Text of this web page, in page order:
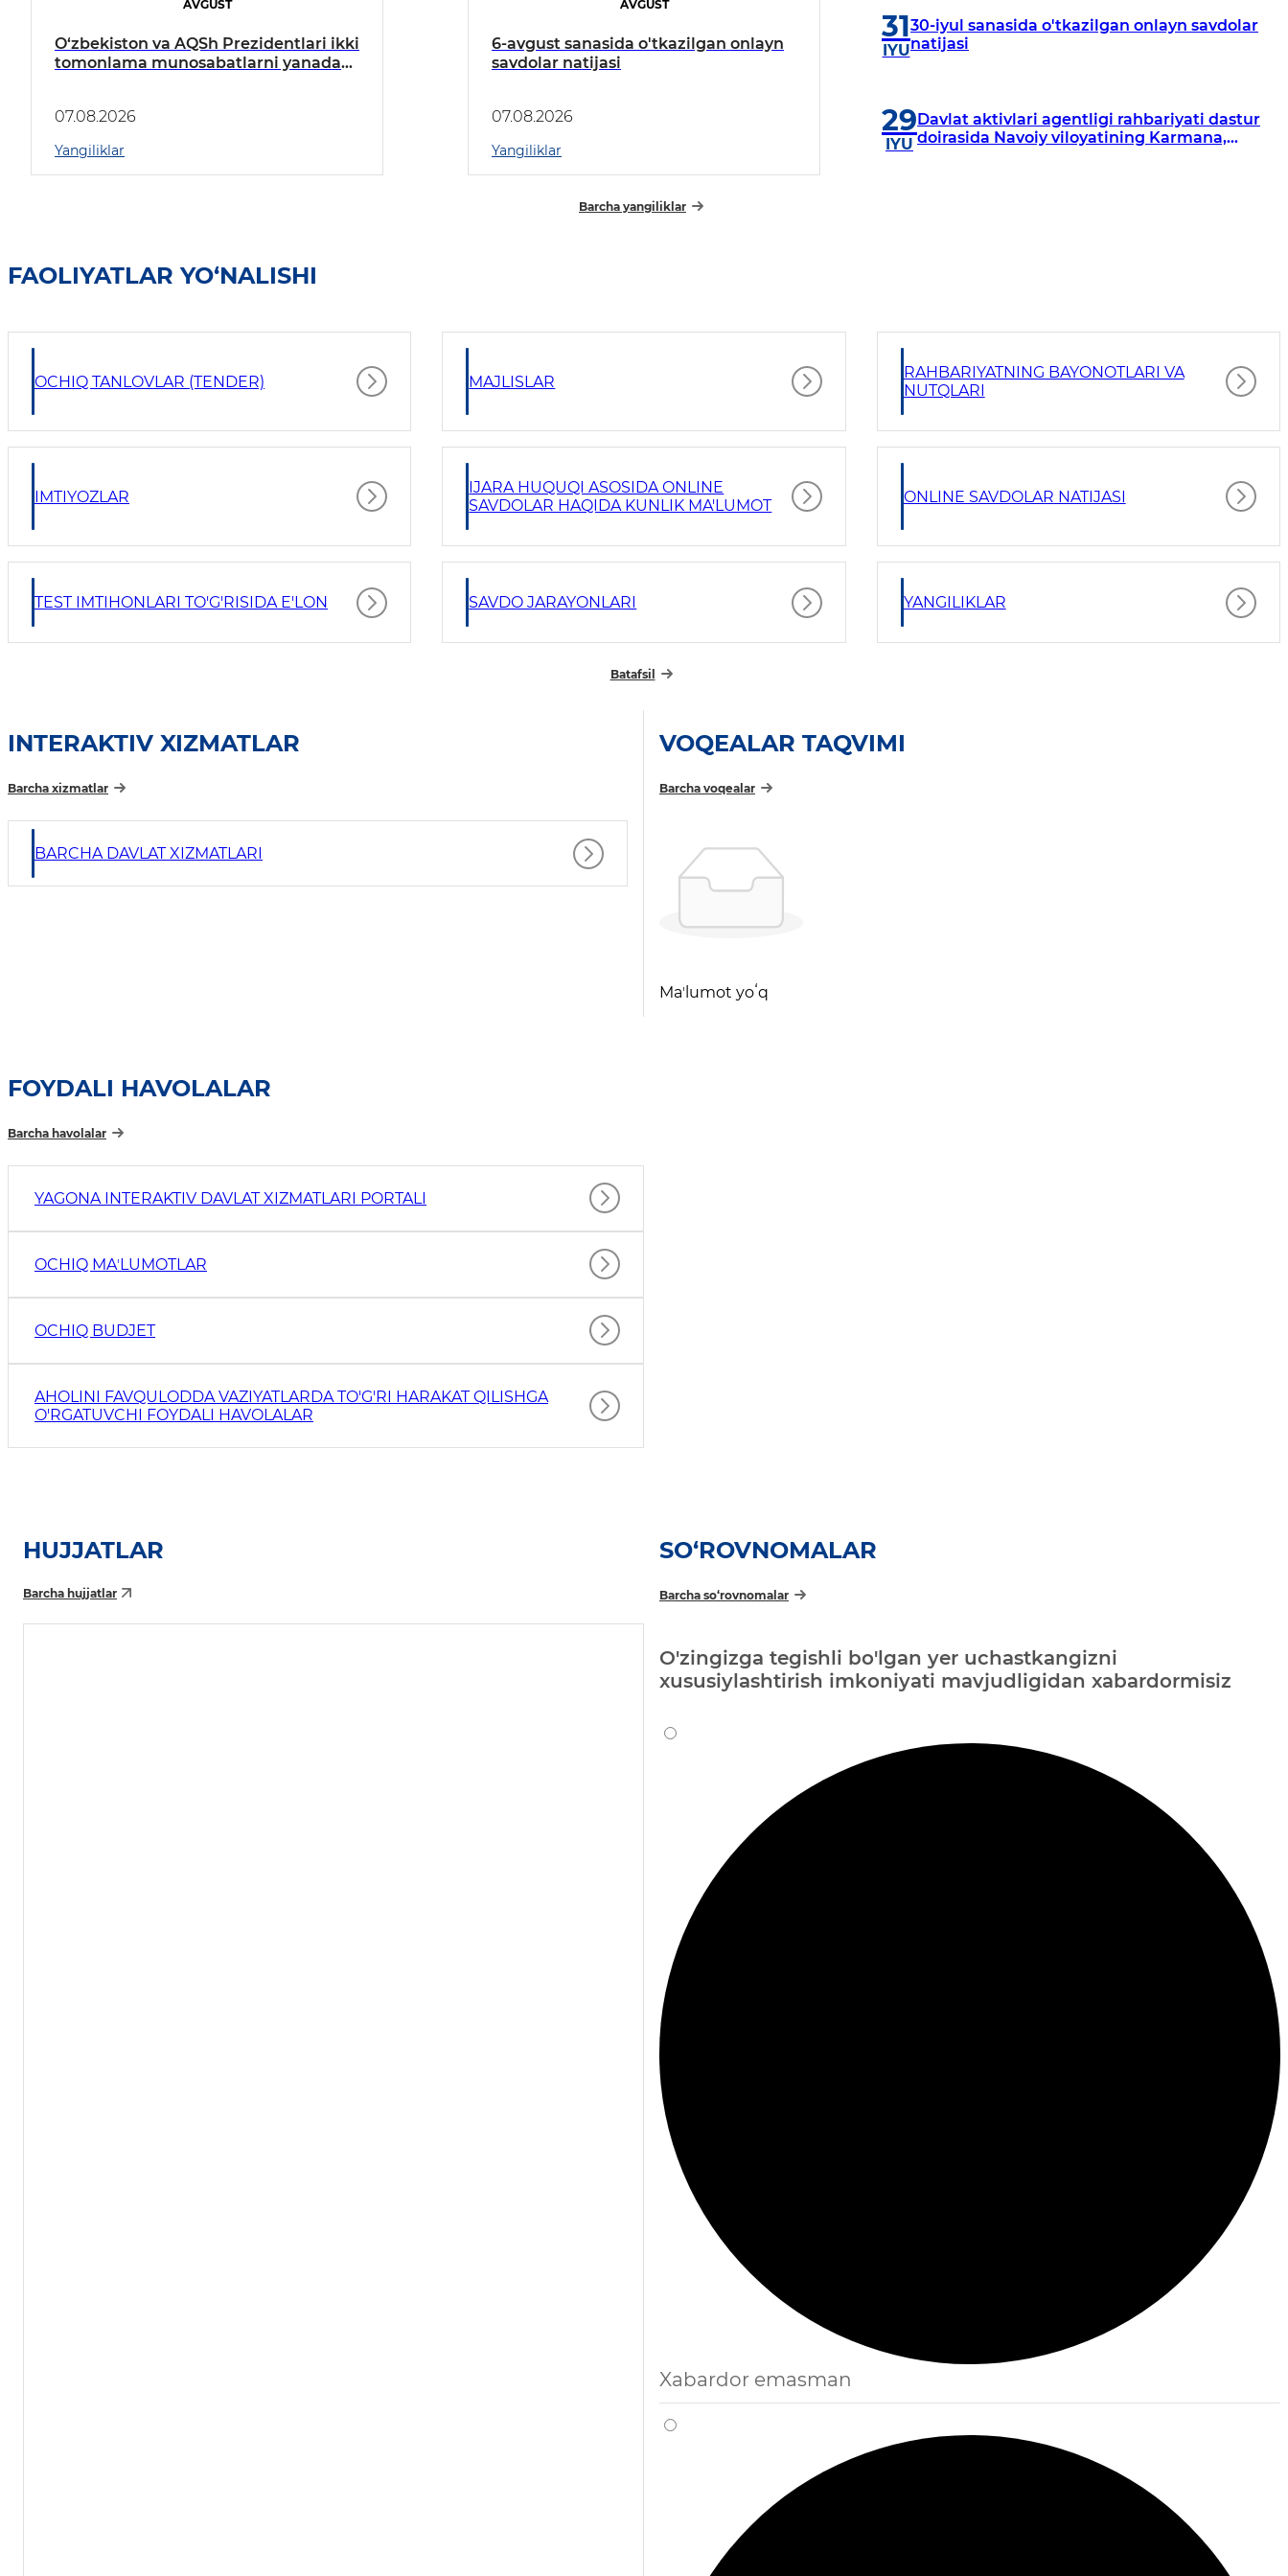
AVGUST
O‘zbekiston va AQSh Prezidentlari ikki
tomonlama munosabatlarni yanada
07.08.2026
Yangiliklar
AVGUST
6-avgust sanasida o'tkazilgan onlayn
savdolar natijasi
07.08.2026
Yangiliklar
31
IYU
30-iyul sanasida o'tkazilgan onlayn savdolar
natijasi
29
IYU
Davlat aktivlari agentligi rahbariyati dastur
doirasida Navoiy viloyatining Karmana,
Barcha yangiliklar
FAOLIYATLAR YO‘NALISHI
OCHIQ TANLOVLAR (TENDER) MAJLISLAR
RAHBARIYATNING BAYONOTLARI VA
NUTQLARI
IMTIYOZLAR
IJARA HUQUQI ASOSIDA ONLINE
SAVDOLAR HAQIDA KUNLIK MA'LUMOT
ONLINE SAVDOLAR NATIJASI
TEST IMTIHONLARI TO'G'RISIDA E'LON SAVDO JARAYONLARI YANGILIKLAR
Batafsil
INTERAKTIV XIZMATLAR
Barcha xizmatlar
BARCHA DAVLAT XIZMATLARI
VOQEALAR TAQVIMI
Barcha voqealar
Maʼlumot yoʻq
FOYDALI HAVOLALAR
Barcha havolalar
YAGONA INTERAKTIV DAVLAT XIZMATLARI PORTALI
OCHIQ MAʼLUMOTLAR
OCHIQ BUDJET
AHOLINI FAVQULODDA VAZIYATLARDA TO'G'RI HARAKAT QILISHGA
O'RGATUVCHI FOYDALI HAVOLALAR
HUJJATLAR
Barcha hujjatlar
SO‘ROVNOMALAR
Barcha so‘rovnomalar
O'zingizga tegishli bo'lgan yer uchastkangizni
xususiylashtirish imkoniyati mavjudligidan xabardormisiz
Xabardor emasman